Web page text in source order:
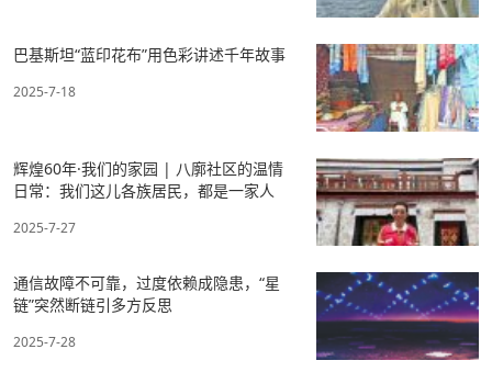
巴基斯坦“蓝印花布”用色彩讲述千年故事
2025-7-18
辉煌60年·我们的家园 | 八廓社区的温情
日常：我们这儿各族居民，都是一家人
2025-7-27
通信故障不可靠，过度依赖成隐患，“星
链”突然断链引多方反思
2025-7-28